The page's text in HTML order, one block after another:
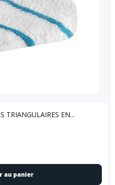
TRIANGULAIRES EN...
au panier